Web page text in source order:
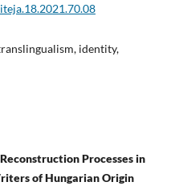
identity,
Processes in
of Hungarian Origin